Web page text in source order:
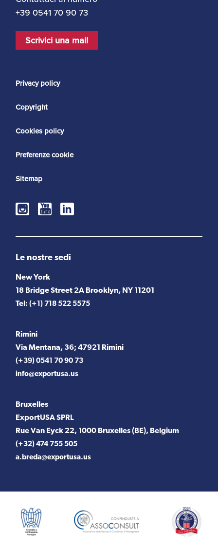
+39 0541 70 90 73
Scrivici una mail
Privacy policy
Copyright
Cookies policy
Preferenze cookie
Sitemap
Le nostre sedi
New York
18 Bridge Street 2A Brooklyn, NY 11201
Tel: (+1) 718 522 5575
Rimini
Via Mentana, 36; 47921 Rimini
(+39) 0541 70 90 73
info@exportusa.us
Bruxelles
ExportUSA SPRL
Rue Van Eyck 22, 1000 Bruxelles (BE), Belgium
(+32) 474 755 505
a.breda@exportusa.us